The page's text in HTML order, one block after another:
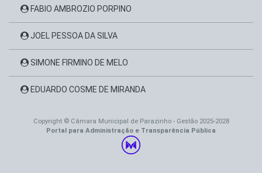
FABIO AMBROZIO PORPINO
JOEL PESSOA DA SILVA
SIMONE FIRMINO DE MELO
EDUARDO COSME DE MIRANDA
Copyright © Câmara Municipal de Parazinho - Gestão 2025-2028
Portal para Administração e Transparência Pública